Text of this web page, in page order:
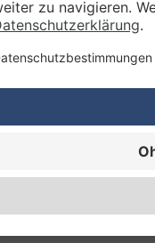
VERARBEITUNG &
Foliendeckblatt